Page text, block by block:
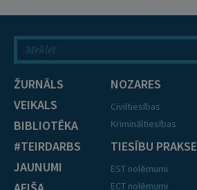
ŽURNĀLS
VEIKALS
BIBLIOTĒKA
#TEIRDARBS
JAUNUMI
NOZARES
Civiltiesības
Krimināltiesības
TIESĪBU PRAKSE
EST nolēmumi
ECT nolēmumi